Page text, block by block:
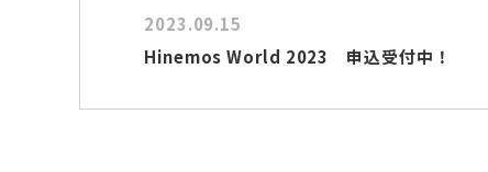
2023.09.15
Hinemos World 2023 申込受付中！